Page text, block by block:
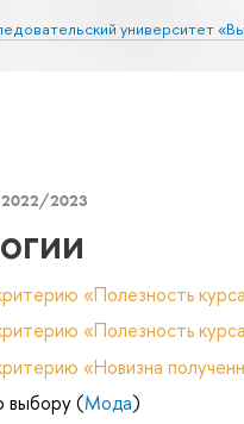
университет
2023
«Полезность
«Полезность
«Новизна
выбору (Мода)